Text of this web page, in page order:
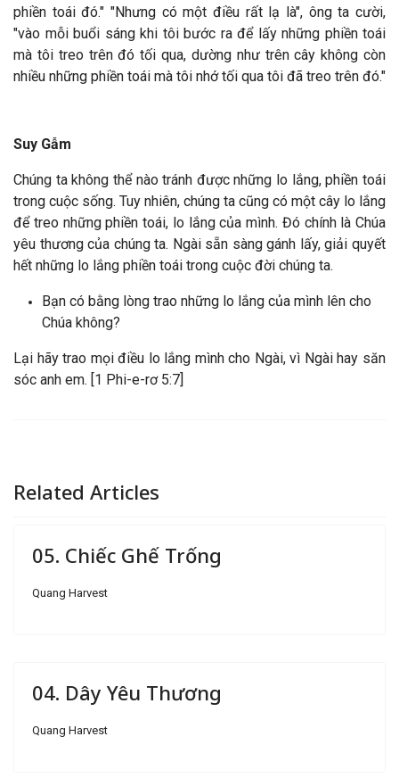
phiền toái đó." "Nhưng có một điều rất lạ là", ông ta cười,
"vào mỗi buổi sáng khi tôi bước ra để lấy những phiền toái
mà tôi treo trên đó tối qua, dường như trên cây không còn
nhiều những phiền toái mà tôi nhớ tối qua tôi đã treo trên đó."
Suy Gẫm
Chúng ta không thể nào tránh được những lo lắng, phiền toái
trong cuộc sống. Tuy nhiên, chúng ta cũng có một cây lo lắng
để treo những phiền toái, lo lắng của mình. Đó chính là Chúa
yêu thương của chúng ta. Ngài sẵn sàng gánh lấy, giải quyết
hết những lo lắng phiền toái trong cuộc đời chúng ta.
Bạn có bằng lòng trao những lo lắng của mình lên cho
Chúa không?
Lại hãy trao mọi điều lo lắng mình cho Ngài, vì Ngài hay săn
sóc anh em. [1 Phi-e-rơ 5:7]
Related Articles
05. Chiếc Ghế Trống
Quang Harvest
04. Dây Yêu Thương
Quang Harvest